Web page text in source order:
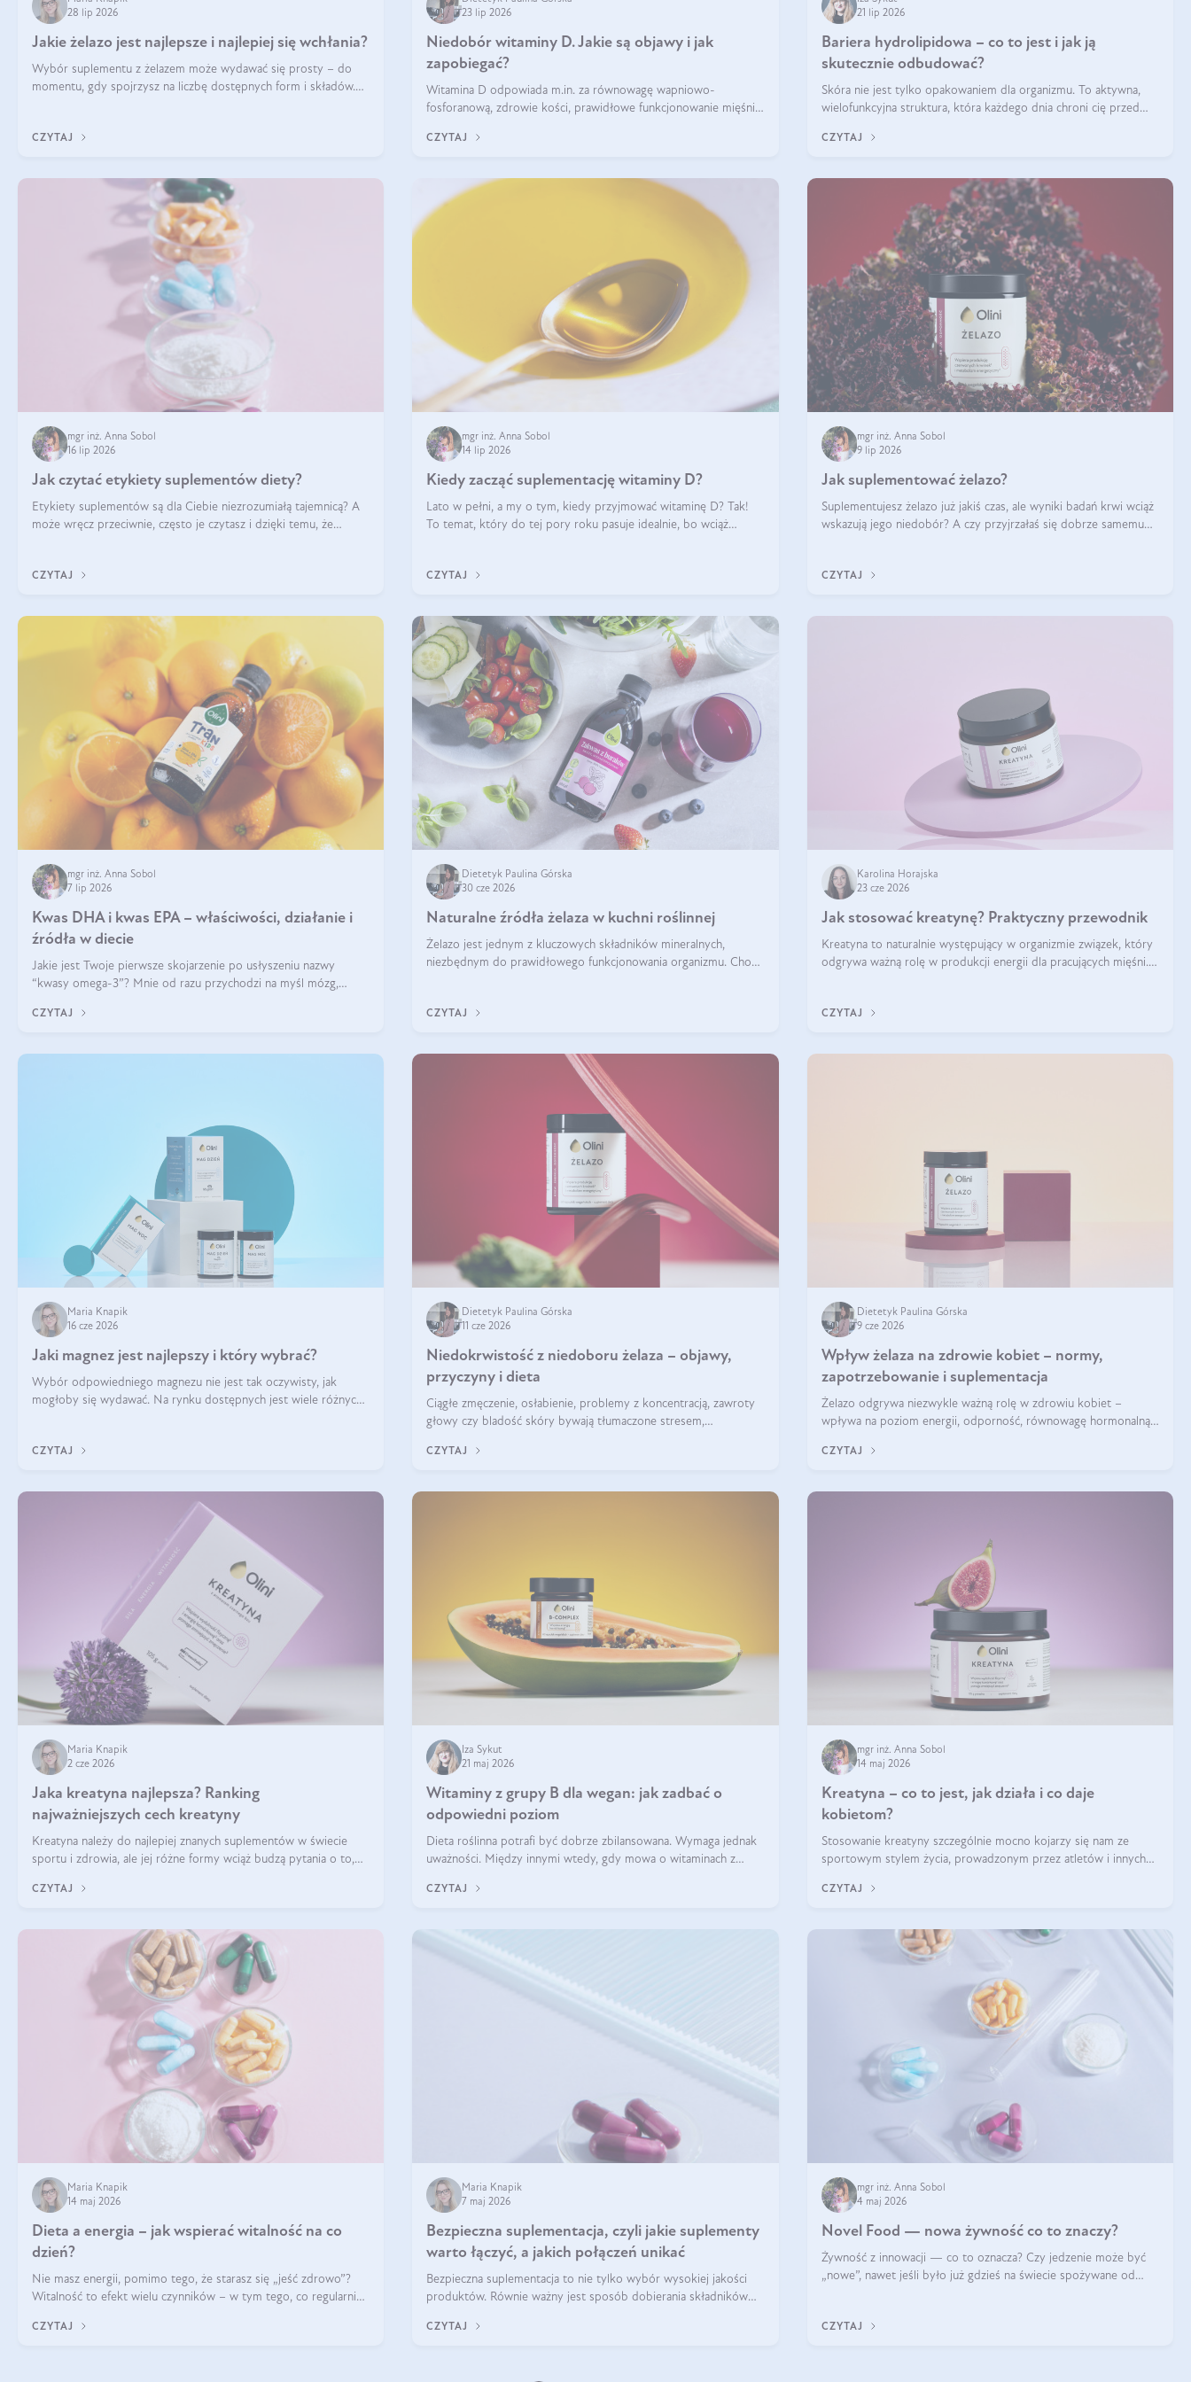
28 lip 2026
Jakie żelazo jest najlepsze i najlepiej się wchłania?
Wybór suplementu z żelazem może wydawać się prosty – do
momentu, gdy spojrzysz na liczbę dostępnych form i składów.
suplement?
CZYTAJ
23 lip 2026
Niedobór witaminy D. Jakie są objawy i jak
zapobiegać?
Witamina D odpowiada m.in. za równowagę wapniowo-
fosforanową, zdrowie kości, prawidłowe funkcjonowanie mięśni i
pod wpływem słońca, niedobór witaminy D pozostaje częstym
CZYTAJ
21 lip 2026
Bariera hydrolipidowa – co to jest i jak ją
skutecznie odbudować?
Skóra nie jest tylko opakowaniem dla organizmu. To aktywna,
wielofunkcyjna struktura, która każdego dnia chroni cię przed
środowiskowymi. Jednym z jej kluczowych elementów jest
CZYTAJ
mgr inż. Anna Sobol
16 lip 2026
Jak czytać etykiety suplementów diety?
Etykiety suplementów są dla Ciebie niezrozumiałą tajemnicą? A
może wręcz przeciwnie, często je czytasz i dzięki temu, że
CZYTAJ
mgr inż. Anna Sobol
14 lip 2026
Kiedy zacząć suplementację witaminy D?
Lato w pełni, a my o tym, kiedy przyjmować witaminę D? Tak!
To temat, który do tej pory roku pasuje idealnie, bo wciąż
słońcu, aby witami
CZYTAJ
mgr inż. Anna Sobol
9 lip 2026
Jak suplementować żelazo?
Suplementujesz żelazo już jakiś czas, ale wyniki badań krwi wciąż
wskazują jego niedobór? A czy przyjrzałaś się dobrze samemu
CZYTAJ
mgr inż. Anna Sobol
7 lip 2026
Kwas DHA i kwas EPA – właściwości, działanie i
źródła w diecie
Jakie jest Twoje pierwsze skojarzenie po usłyszeniu nazwy
“kwasy omega-3”? Mnie od razu przychodzi na myśl mózg,
skupimy się głównie na dwóch kwasach z tej rodziny: DHA oraz
CZYTAJ
Dietetyk Paulina Górska
30 cze 2026
Naturalne źródła żelaza w kuchni roślinnej
Żelazo jest jednym z kluczowych składników mineralnych,
niezbędnym do prawidłowego funkcjonowania organizmu. Choć
źródeł tego pierwiastka.
CZYTAJ
Karolina Horajska
23 cze 2026
Jak stosować kreatynę? Praktyczny przewodnik
Kreatyna to naturalnie występujący w organizmie związek, który
odgrywa ważną rolę w produkcji energii dla pracujących mięśni.
prze
CZYTAJ
Maria Knapik
16 cze 2026
Jaki magnez jest najlepszy i który wybrać?
Wybór odpowiedniego magnezu nie jest tak oczywisty, jak
mogłoby się wydawać. Na rynku dostępnych jest wiele różnych
CZYTAJ
Dietetyk Paulina Górska
11 cze 2026
Niedokrwistość z niedoboru żelaza – objawy,
przyczyny i dieta
Ciągłe zmęczenie, osłabienie, problemy z koncentracją, zawroty
głowy czy bladość skóry bywają tłumaczone stresem,
może być niedokrwistość z niedoboru żelaza.
CZYTAJ
Dietetyk Paulina Górska
9 cze 2026
Wpływ żelaza na zdrowie kobiet – normy,
zapotrzebowanie i suplementacja
Żelazo odgrywa niezwykle ważną rolę w zdrowiu kobiet –
wpływa na poziom energii, odporność, równowagę hormonalną i
niedobór może prowadzić m.in. do zmęczenia, bólów i zawrotów
CZYTAJ
Maria Knapik
2 cze 2026
Jaka kreatyna najlepsza? Ranking
najważniejszych cech kreatyny
Kreatyna należy do najlepiej znanych suplementów w świecie
sportu i zdrowia, ale jej różne formy wciąż budzą pytania o to,
przyglądamy się temu, jaka forma kreatyny jest najlepsza.
CZYTAJ
Iza Sykut
21 maj 2026
Witaminy z grupy B dla wegan: jak zadbać o
odpowiedni poziom
Dieta roślinna potrafi być dobrze zbilansowana. Wymaga jednak
uważności. Między innymi wtedy, gdy mowa o witaminach z
naczyń połączonych.
CZYTAJ
mgr inż. Anna Sobol
14 maj 2026
Kreatyna – co to jest, jak działa i co daje
kobietom?
Stosowanie kreatyny szczególnie mocno kojarzy się nam ze
sportowym stylem życia, prowadzonym przez atletów i innych
ten naturalny metabolit aminokwasów poprawia wydolność i
CZYTAJ
Maria Knapik
14 maj 2026
Dieta a energia – jak wspierać witalność na co
dzień?
Nie masz energii, pomimo tego, że starasz się „jeść zdrowo”?
Witalność to efekt wielu czynników – w tym tego, co regularnie
się w zależności od osoby
CZYTAJ
Maria Knapik
7 maj 2026
Bezpieczna suplementacja, czyli jakie suplementy
warto łączyć, a jakich połączeń unikać
Bezpieczna suplementacja to nie tylko wybór wysokiej jakości
produktów. Równie ważny jest sposób dobierania składników
łączyć suplementy diety? Poznaj nasze wskazówki.
CZYTAJ
mgr inż. Anna Sobol
4 maj 2026
Novel Food — nowa żywność co to znaczy?
Żywność z innowacji — co to oznacza? Czy jedzenie może być
„nowe”, nawet jeśli było już gdzieś na świecie spożywane od
poznasz definicję n
CZYTAJ